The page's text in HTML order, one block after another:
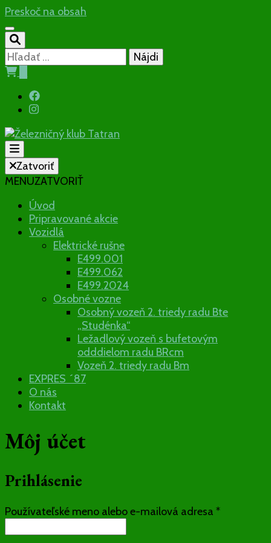
Preskoč na obsah
Hľadať:
Železničný
klub Tatran
Občianske združenie
Zatvoriť
MENUZATVORIŤ
Úvod
Pripravované akcie
Vozidlá
Elektrické rušne
E499.001
E499.062
E499.2024
Osobné vozne
Osobný vozeň 2. triedy radu Bte
„Studénka“
Ležadlový vozeň s bufetovým
odddielom radu BRcm
Vozeň 2. triedy radu Bm
EXPRES ´87
O nás
Kontakt
Môj účet
Prihlásenie
Používateľské meno alebo e-mailová adresa *Povinné